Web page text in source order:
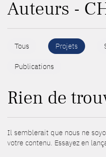
Auteurs -
Tous Projets
Publications
Rien de
Il semblerait que nous ne
votre contenu. Essayez en